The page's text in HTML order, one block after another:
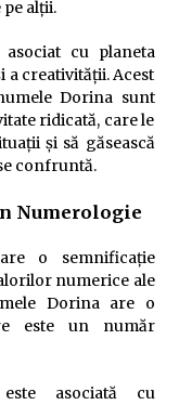
alții.
asociat cu planeta
a creativității. Acest
Dorina sunt
ridicată, care le
și să găsească
confruntă.
Numerologie
o semnificație
numerice ale
Dorina are o
este un număr
asociată cu